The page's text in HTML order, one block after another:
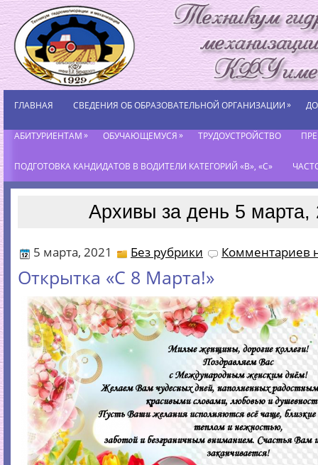
ГЛАВНАЯ СВЕДЕНИЯ ОБ ОБРАЗОВАТЕЛЬНОЙ ОРГАНИЗАЦИИ»
АБИТУРИЕНТАМ» ОБУЧАЮЩЕМУСЯ» ТРУДОУСТРОЙСТВО
ПОДГОТОВКА КАНДИДАТОВ В ВОДИТЕЛИ КАТЕГОРИЙ «В», «С»
Архивы за день 5 марта,
5 марта, 2021 Без рубрики Комментариев
Открытка «C 8 Марта!»